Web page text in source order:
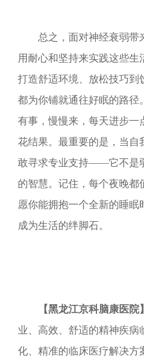
总之，面对神经衰弱带
用耐心和坚持来实践这些生
打造舒适环境、放松技巧到
都为你铺就通往好眠的路径
有事，慢慢来，每天进步一
花结果。最重要的是，当自
敢寻求专业支持——它不是
的智慧。记住，每个夜晚都
愿你能拥抱一个全新的睡眠
成为生活的绊脚石。
【黑龙江京科脑康医院
业、高效、舒适的精神疾病
化、精准的临床医疗解决方